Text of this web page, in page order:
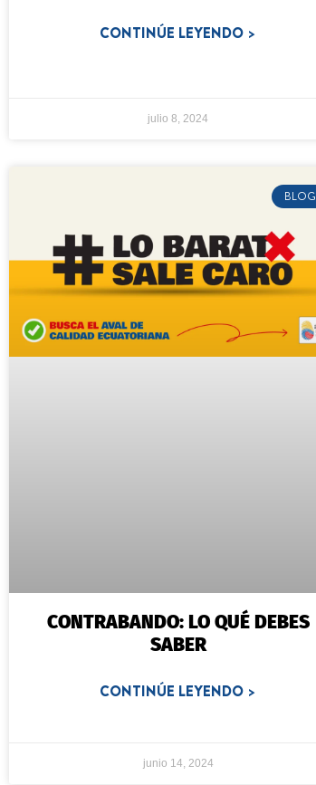
CONTINÚE LEYENDO >
julio 8, 2024
BLOG
CONTRABANDO: LO QUÉ DEBES
SABER
CONTINÚE LEYENDO >
junio 14, 2024